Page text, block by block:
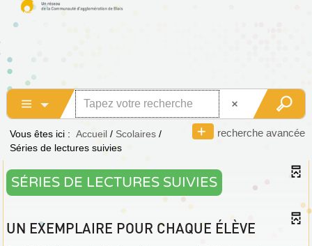
recherche avancée
Vous êtes ici : Accueil / Scolaires /
Séries de lectures suivies
SÉRIES DE LECTURES SUIVIES
UN EXEMPLAIRE POUR CHAQUE ÉLÈVE